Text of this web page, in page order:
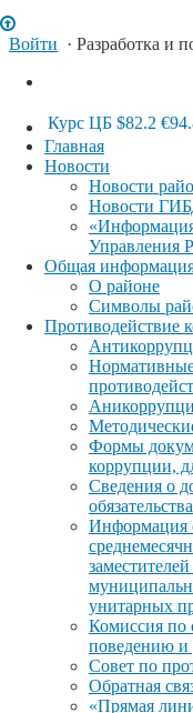
Войти · Разработка и
Курс ЦБ $82.2
Главная
Новости
Новости
Новости
Управления
Общая
О районе
Символы
Противодействие
Формы
коррупции,
Сведения о
Информация
унитарных
Комиссия по
поведению и
Совет по
Обратная
«Прямая